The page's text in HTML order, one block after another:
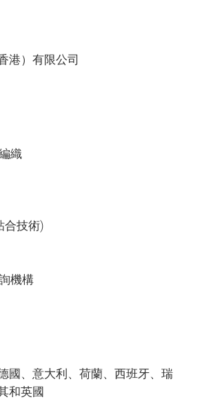
港）有限公司
織
合技術)
機構
國、意大利、荷蘭、西班牙、瑞
和英國